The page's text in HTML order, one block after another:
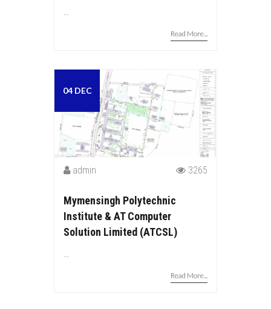
...
Read More...
04 DEC
admin 3265
Mymensingh Polytechnic
Institute & AT Computer
Solution Limited (ATCSL)
...
Read More...